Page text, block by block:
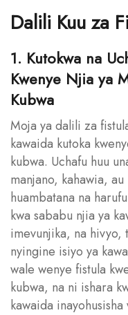
Dalili Kuu za
1. Kutokwa na
Kwenye Njia ya
Kubwa
Moja ya dalili za
kawaida kutoka
kubwa. Uchafu huu
manjano, kahawia,
huambatana na
kwa sababu njia ya
imevunjika, na hivyo,
nyingine isiyo ya
wale wenye fistula
kubwa, na ni ishara
kawaida